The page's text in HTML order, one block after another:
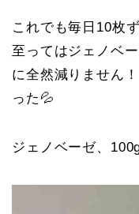
これでも毎日10枚
至ってはジェノベ
に全然減りません
った💦
ジェノベーゼ、